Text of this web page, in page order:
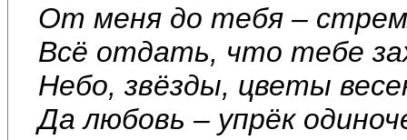
От меня до тебя –
Всё отдать, что тебе
Небо, звёзды, цветы
Да любовь – упрёк